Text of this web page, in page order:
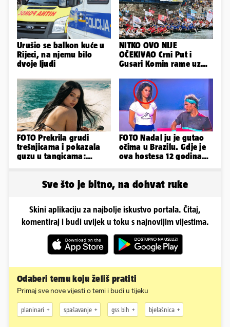
Urušio se balkon kuće u
Rijeci, na njemu bilo
dvoje ljudi
NITKO OVO NIJE
OČEKIVAO Crni Put i
Gusari Komin rame uz
lađa
FOTO Prekrila grudi
trešnjicama i pokazala
guzu u tangicama:
FOTO Nadal ju je gutao
očima u Brazilu. Gdje je
ova hostesa 12 godina
Sve što je bitno, na dohvat ruke
Skini aplikaciju za najbolje iskustvo portala. Čitaj,
komentiraj i budi uvijek u toku s najnovijim vijestima.
Odaberi temu koju želiš pratiti
Primaj sve nove vijesti o temi i budi u tijeku
planinari spašavanje gss bih bjelašnica